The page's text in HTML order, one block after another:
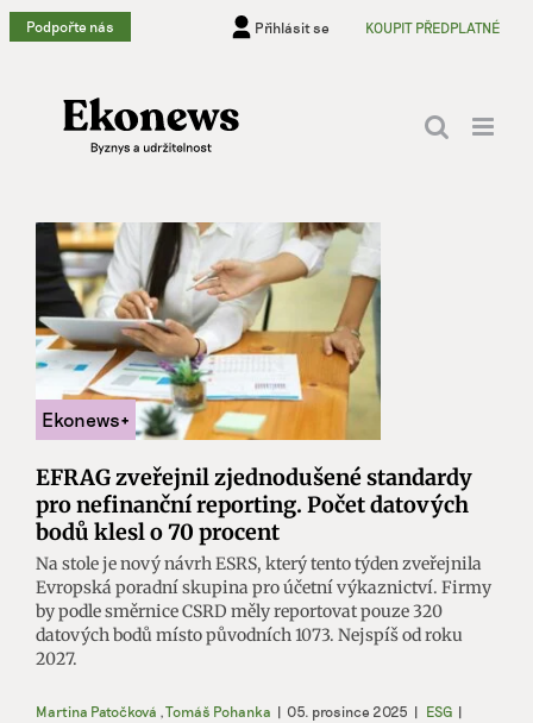
Přeskočit
na
Podpořte nás Přihlásit se KOUPIT PŘEDPLATNÉ
EFRAG zveřejnil zjednodušené standardy
pro nefinanční reporting. Počet datových
bodů klesl o 70 procent
Na stole je nový návrh ESRS, který tento týden zveřejnila
Evropská poradní skupina pro účetní výkaznictví. Firmy
by podle směrnice CSRD měly reportovat pouze 320
datových bodů místo původních 1073. Nejspíš od roku
2027.
Martina Patočková ,Tomáš Pohanka | 05. prosince 2025 | ESG |